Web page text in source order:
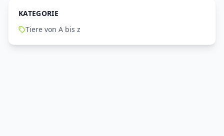
KATEGORIE
Tiere von A bis z